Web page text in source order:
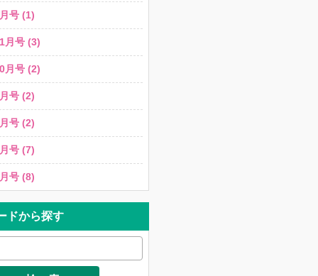
号 (1)
月号 (3)
月号 (2)
号 (2)
号 (2)
号 (7)
号 (8)
ドから探す